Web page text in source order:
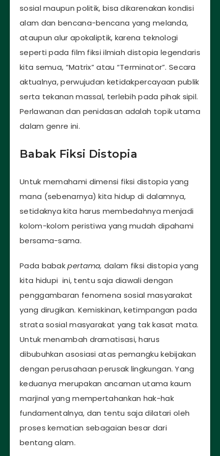
sosial maupun politik, bisa dikarenakan kondisi
alam dan bencana-bencana yang melanda,
ataupun alur apokaliptik, karena teknologi
seperti pada film fiksi ilmiah distopia legendaris
kita semua, “Matrix” atau “Terminator”. Secara
aktualnya, perwujudan ketidakpercayaan publik
serta tekanan massal, terlebih pada pihak sipil.
Perlawanan dan penidasan adalah topik utama
dalam genre ini.
Babak Fiksi Distopia
Untuk memahami dimensi fiksi distopia yang
mana (sebenarnya) kita hidup di dalamnya,
setidaknya kita harus membedahnya menjadi
kolom-kolom peristiwa yang mudah dipahami
bersama-sama.
Pada babakpertama, dalam fiksi distopia yang
kita hidupi ini, tentu saja diawali dengan
penggambaran fenomena sosial masyarakat
yang dirugikan. Kemiskinan, ketimpangan pada
strata sosial masyarakat yang tak kasat mata.
Untuk menambah dramatisasi, harus
dibubuhkan asosiasi atas pemangku kebijakan
dengan perusahaan perusak lingkungan. Yang
keduanya merupakan ancaman utama kaum
marjinal yang mempertahankan hak-hak
fundamentalnya, dan tentu saja dilatari oleh
proses kematian sebagaian besar dari
bentang alam.